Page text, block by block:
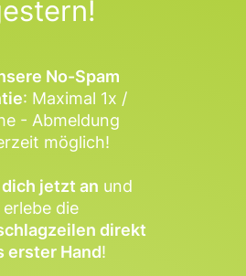
No-Spam
: Maximal 1x /
- Abmeldung
möglich!
jetzt an und
erlebe die
direkt
erster Hand!